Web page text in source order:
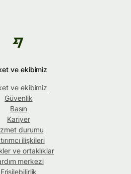
ve ekibimiz
ve ekibimiz
Güvenlik
Basın
Kariyer
durumu
ilişkileri
ve ortaklıklar
merkezi
Erişilebilirlik